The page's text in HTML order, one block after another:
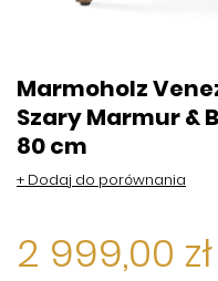
Marmoholz
Szary Marmur &
80 cm
+ Dodaj do porównania
2 999,00 zł